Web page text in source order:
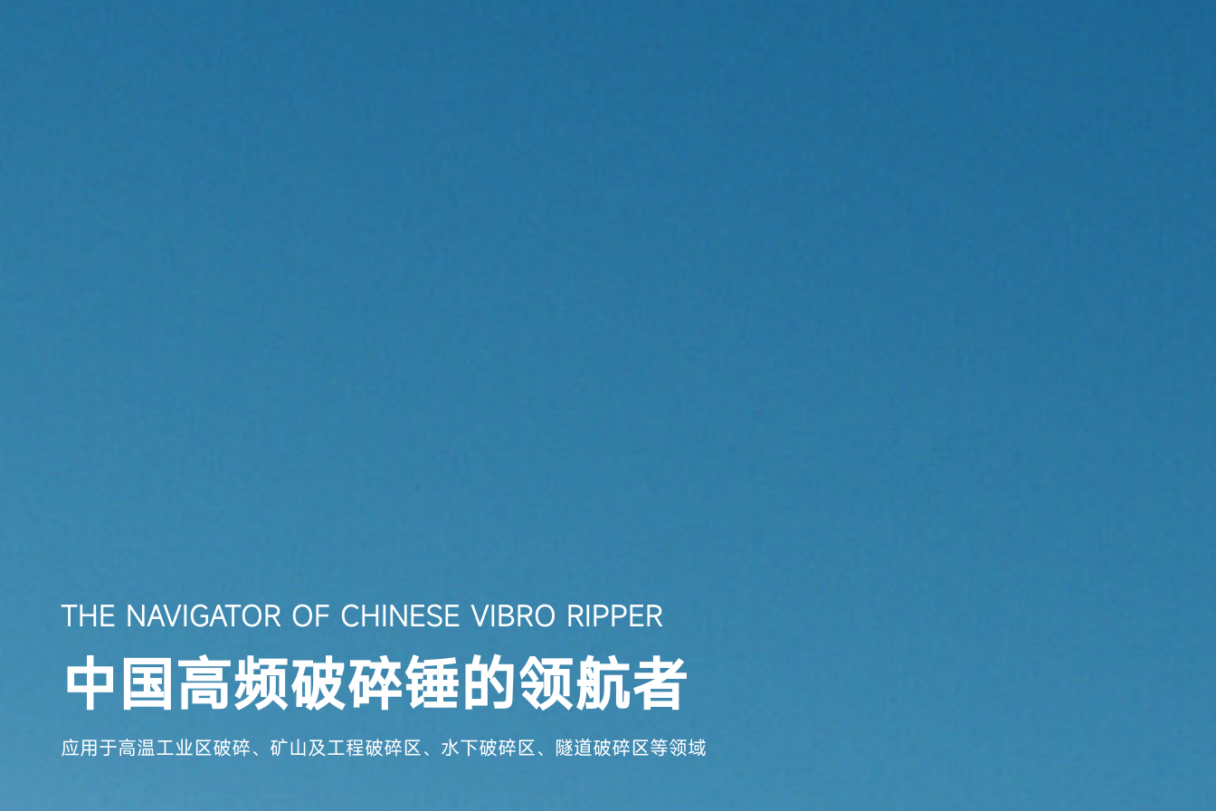
THE NAVIGATOR OF CHINESE VIBRO RIPPER
中国高频破碎锤的领航者
应用于高温工业区破碎、矿山及工程破碎区、水下破碎区、隧道破碎区等领域